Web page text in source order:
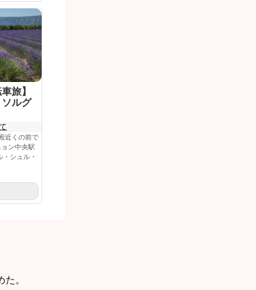
旅】
ソルグ
近くの前で
ン中央駅
シュル・
。